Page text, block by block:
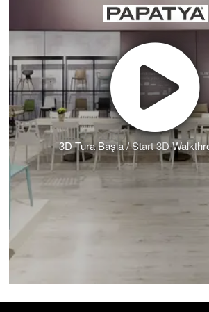
3D Tura Başla / Start 3D